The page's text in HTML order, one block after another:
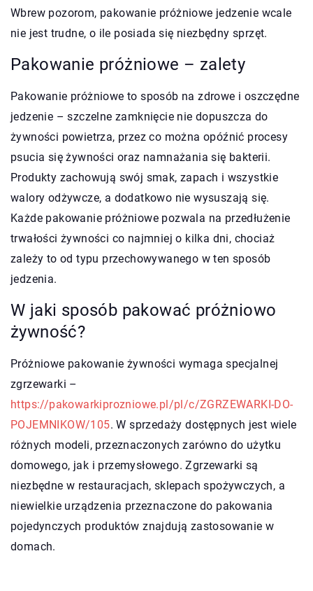
Wbrew pozorom, pakowanie próżniowe jedzenie wcale
nie jest trudne, o ile posiada się niezbędny sprzęt.
Pakowanie próżniowe – zalety
Pakowanie próżniowe to sposób na zdrowe i oszczędne
jedzenie – szczelne zamknięcie nie dopuszcza do
żywności powietrza, przez co można opóźnić procesy
psucia się żywności oraz namnażania się bakterii.
Produkty zachowują swój smak, zapach i wszystkie
walory odżywcze, a dodatkowo nie wysuszają się.
Każde pakowanie próżniowe pozwala na przedłużenie
trwałości żywności co najmniej o kilka dni, chociaż
zależy to od typu przechowywanego w ten sposób
jedzenia.
W jaki sposób pakować próżniowo
żywność?
Próżniowe pakowanie żywności wymaga specjalnej
zgrzewarki –
https://pakowarkiprozniowe.pl/pl/c/ZGRZEWARKI-DO-
POJEMNIKOW/105. W sprzedaży dostępnych jest wiele
różnych modeli, przeznaczonych zarówno do użytku
domowego, jak i przemysłowego. Zgrzewarki są
niezbędne w restauracjach, sklepach spożywczych, a
niewielkie urządzenia przeznaczone do pakowania
pojedynczych produktów znajdują zastosowanie w
domach.